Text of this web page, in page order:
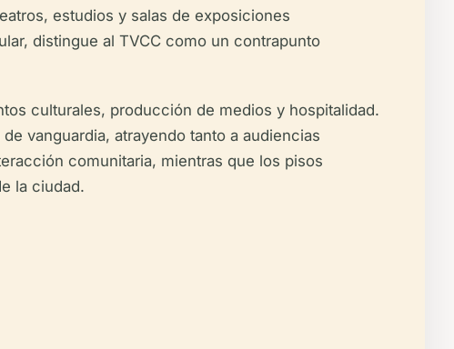
estudios y salas de exposiciones
distingue al TVCC como un contrapunto
culturales, producción de medios y hospitalidad.
vanguardia, atrayendo tanto a audiencias
comunitaria, mientras que los pisos
la ciudad.